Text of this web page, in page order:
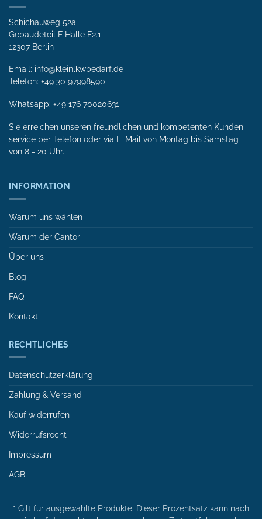
Schichauweg 52a
Gebaudeteil F Halle F2.1
12307 Berlin
Email: info@kleinlkwbedarf.de
Telefon: +49 30 97998590
Whatsapp: +49 176 70020631
Sie erreichen unseren freundlichen und kompetenten Kunden­
service per Tele­fon oder via E-Mail von Mon­tag bis Samstag
von 8 - 20 Uhr.
INFORMATION
Warum uns wählen
Warum der Cantor
Über uns
Blog
FAQ
Kontakt
RECHTLICHES
Datenschutzerklärung
Zahlung & Versand
Kauf widerrufen
Widerrufsrecht
Impressum
AGB
* Gilt für ausgewählte Produkte. Dieser Prozentsatz kann nach